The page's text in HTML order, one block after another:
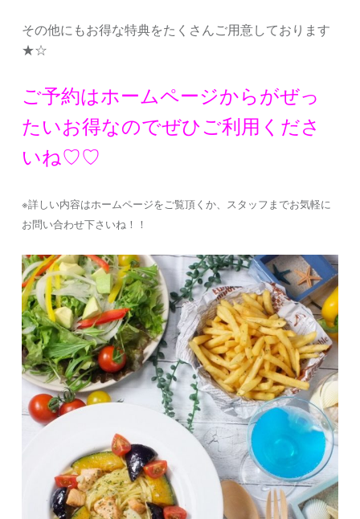
その他にもお得な特典をたくさんご用意しております
★☆
ご予約はホームページからがぜっ
たいお得なのでぜひご利用くださ
いね♡♡
※詳しい内容はホームページをご覧頂くか、スタッフまでお気軽に
お問い合わせ下さいね！！